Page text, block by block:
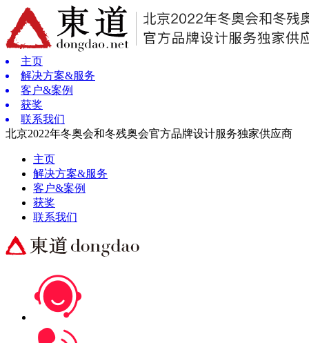
主页
解决方案&服务
客户&案例
获奖
联系我们
北京2022年冬奥会和冬残奥会官方品牌设计服务独家供应商
主页
解决方案&服务
客户&案例
获奖
联系我们